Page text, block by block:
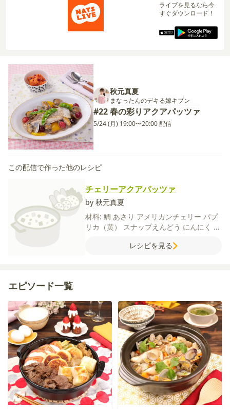
ライブを見るなら今
すぐダウンロード！
秋元真夏
まなったんのデキる嫁キブン
#22 春の彩りアクアパッツァ
5/24 (月) 19:00〜20:00 配信
この配信で作った他のレシピ
チェリーアクアパッツァ
by 秋元真夏
材料: 鯛 あさり アメリカンチェリー パプ
リカ（黄） スナップえんどう にんにく 白
オリーブオイルレシピを見る
エピソード一覧